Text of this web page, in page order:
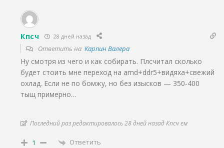
Кпсч 28 дней назад
Ответить на Карпин Валера
Ну смотря из чего и как собирать. Плсчитал сколько
будет стоить мне переход на amd+ddr5+видяха+свежий
охлад. Если не по бомжу, но без изысков — 350-400
тыщ примерно…
Последний раз редактировалось 28 дней назад Кпсч ем
1 Ответить